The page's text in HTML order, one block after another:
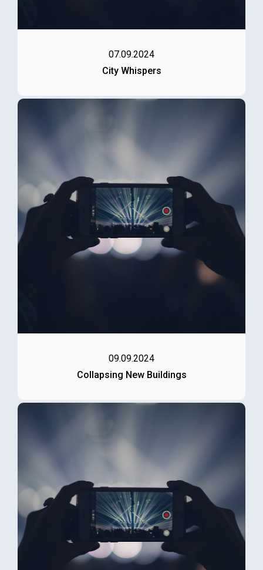
07.09.2024
City Whispers
09.09.2024
Collapsing New Buildings